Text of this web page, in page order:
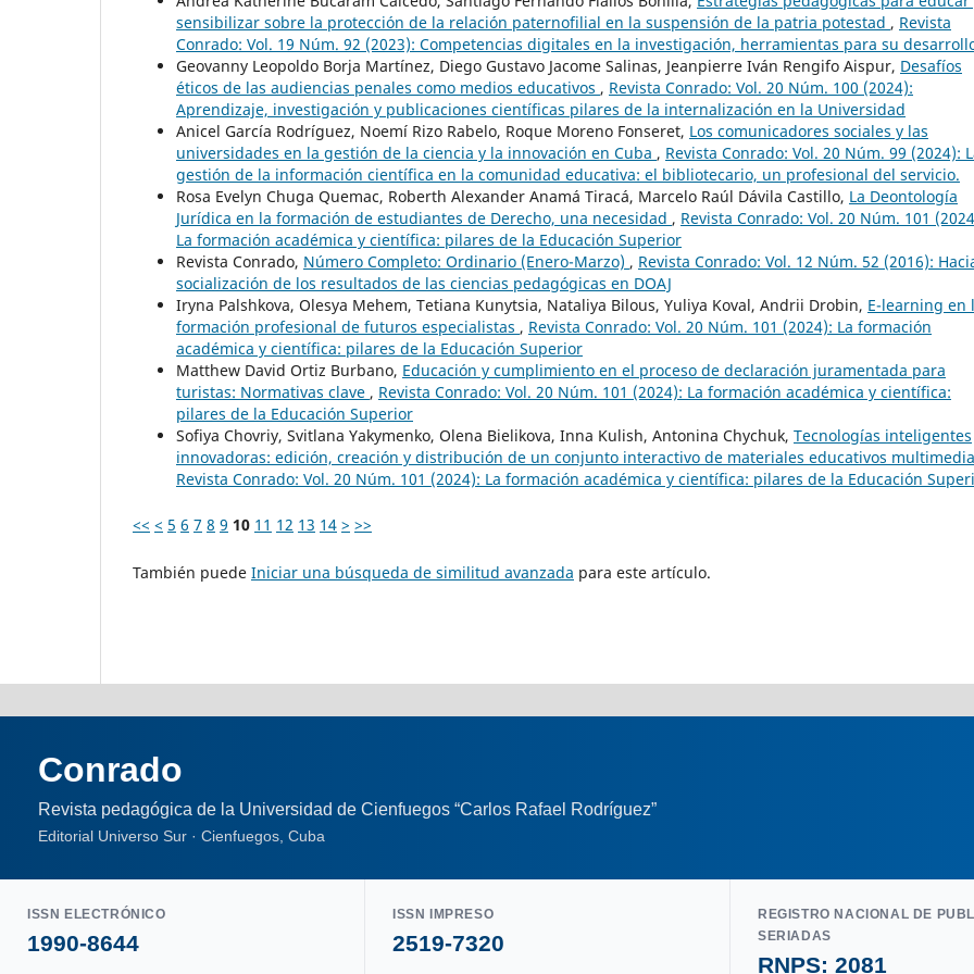
sensibilizar sobre la protección de la relación paternofilial en la suspensión de la patria potestad , Revista
Conrado: Vol. 19 Núm. 92 (2023): Competencias digitales en la investigación, herramientas para su
Geovanny Leopoldo Borja Martínez, Diego Gustavo Jacome Salinas, Jeanpierre Iván Rengifo Aispur, Desafíos
éticos de las audiencias penales como medios educativos , Revista Conrado: Vol. 20 Núm. 100 (2024):
Aprendizaje, investigación y publicaciones científicas pilares de la internalización en la Universidad
Anicel García Rodríguez, Noemí Rizo Rabelo, Roque Moreno Fonseret, Los comunicadores sociales y las
universidades en la gestión de la ciencia y la innovación en Cuba , Revista Conrado: Vol. 20 Núm. 99 (2024):
gestión de la información científica en la comunidad educativa: el bibliotecario, un profesional del servicio.
Rosa Evelyn Chuga Quemac, Roberth Alexander Anamá Tiracá, Marcelo Raúl Dávila Castillo, La Deontología
Jurídica en la formación de estudiantes de Derecho, una necesidad , Revista Conrado: Vol. 20 Núm. 101
La formación académica y científica: pilares de la Educación Superior
Revista Conrado, Número Completo: Ordinario (Enero-Marzo) , Revista Conrado: Vol. 12 Núm. 52 (2016):
socialización de los resultados de las ciencias pedagógicas en DOAJ
Iryna Palshkova, Olesya Mehem, Tetiana Kunytsia, Nataliya Bilous, Yuliya Koval, Andrii Drobin, E-learning en
formación profesional de futuros especialistas , Revista Conrado: Vol. 20 Núm. 101 (2024): La formación
académica y científica: pilares de la Educación Superior
Matthew David Ortiz Burbano, Educación y cumplimiento en el proceso de declaración juramentada para
turistas: Normativas clave , Revista Conrado: Vol. 20 Núm. 101 (2024): La formación académica y científica:
pilares de la Educación Superior
Sofiya Chovriy, Svitlana Yakymenko, Olena Bielikova, Inna Kulish, Antonina Chychuk, Tecnologías inteligentes
innovadoras: edición, creación y distribución de un conjunto interactivo de materiales educativos multimedia
Revista Conrado: Vol. 20 Núm. 101 (2024): La formación académica y científica: pilares de la Educación
<< < 5 6 7 8 9 10 11 12 13 14 > >>
También puede Iniciar una búsqueda de similitud avanzada para este artículo.
Conrado
Revista pedagógica de la Universidad de Cienfuegos “Carlos Rafael Rodríguez”
Editorial Universo Sur · Cienfuegos, Cuba
ISSN ELECTRÓNICO
1990-8644
ISSN IMPRESO
2519-7320
REGISTRO NACIONAL DE
SERIADAS
RNPS: 2081